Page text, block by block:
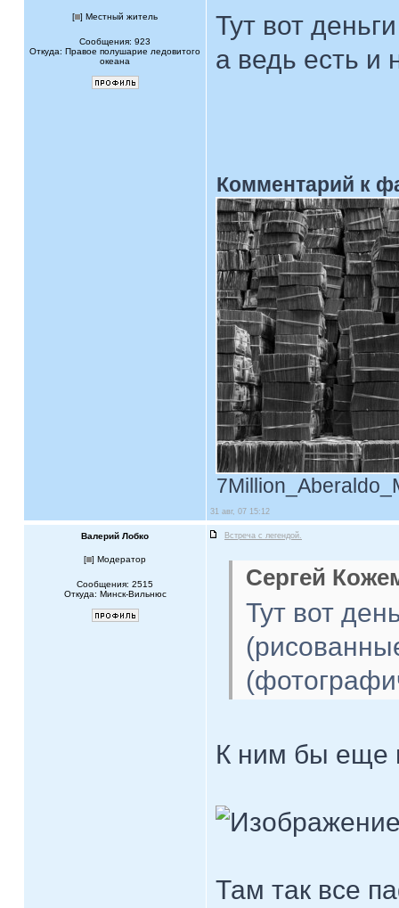
[ ] Местный житель
Сообщения: 923
Откуда: Правое полушарие ледовитого
океана
Тут вот
а ведь есть и
Комментарий к
31 авг, 07 15:12
Валерий Лобко Встреча с легендой.
[ ] Модератор
Сообщения: 2515
Откуда: Минск-Вильнюс
Сергей
Тут вот
К ним бы еще
Там так все